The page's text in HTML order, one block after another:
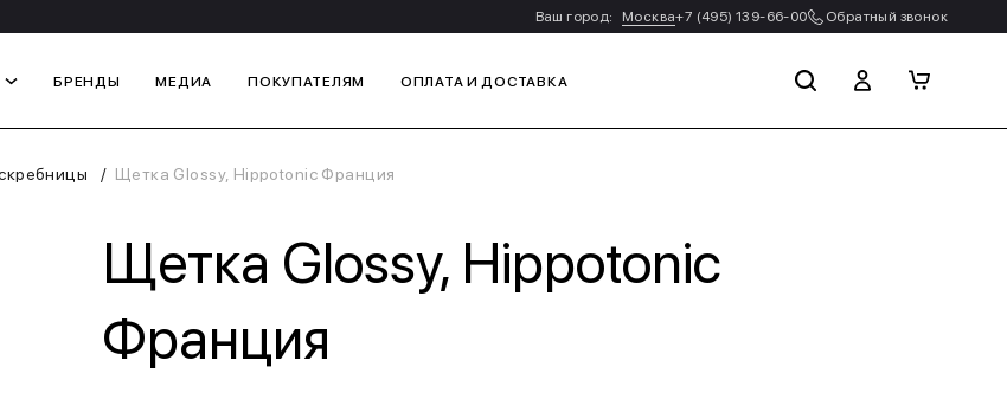
Ваш город: Москва+7 (495) 139-66-00 Обратный звонок
БРЕНДЫ МЕДИА ПОКУПАТЕЛЯМ ОПЛАТА И ДОСТАВКА
Щетка Glossy, Hippotonic Франция
Щетка Glossy, Hippotonic
Франция